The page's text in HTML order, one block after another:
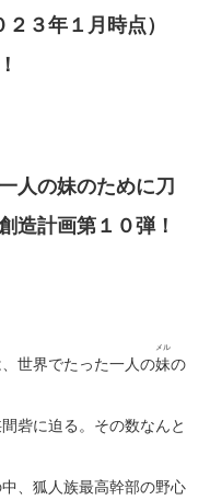
３年１月時点）
人の妹のために刀
造計画第１０弾！
世界でたった一人の妹
メル
の
砦に迫る。その数なんと
、狐人族最高幹部の野心